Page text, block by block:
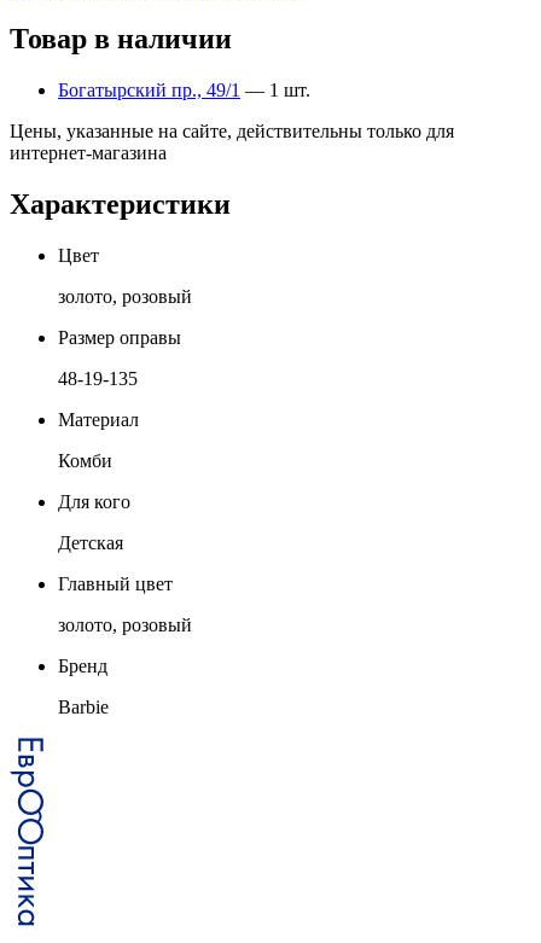
Товар в наличии
Богатырский пр., 49/1 — 1 шт.
Цены, указанные на сайте, действительны только для
интернет-магазина
Характеристики
Цвет
золото, розовый
Размер оправы
48-19-135
Материал
Комби
Для кого
Детская
Главный цвет
золото, розовый
Бренд
Barbie